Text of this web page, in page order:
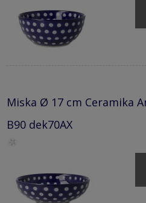
Miska Ø 17 cm Ceramika
B90 dek70AX